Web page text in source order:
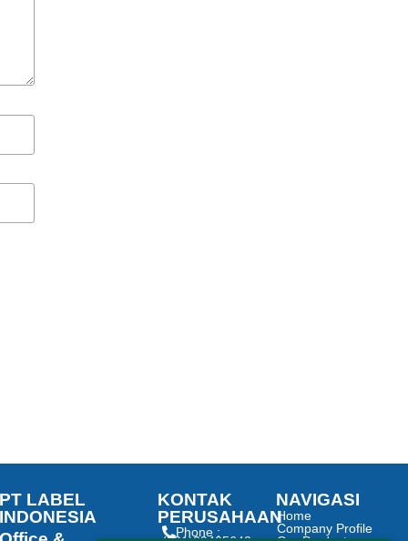
LABEL
KONTAK
PERUSAHAAN
Phone :
NAVIGASI
Home
Company Profile